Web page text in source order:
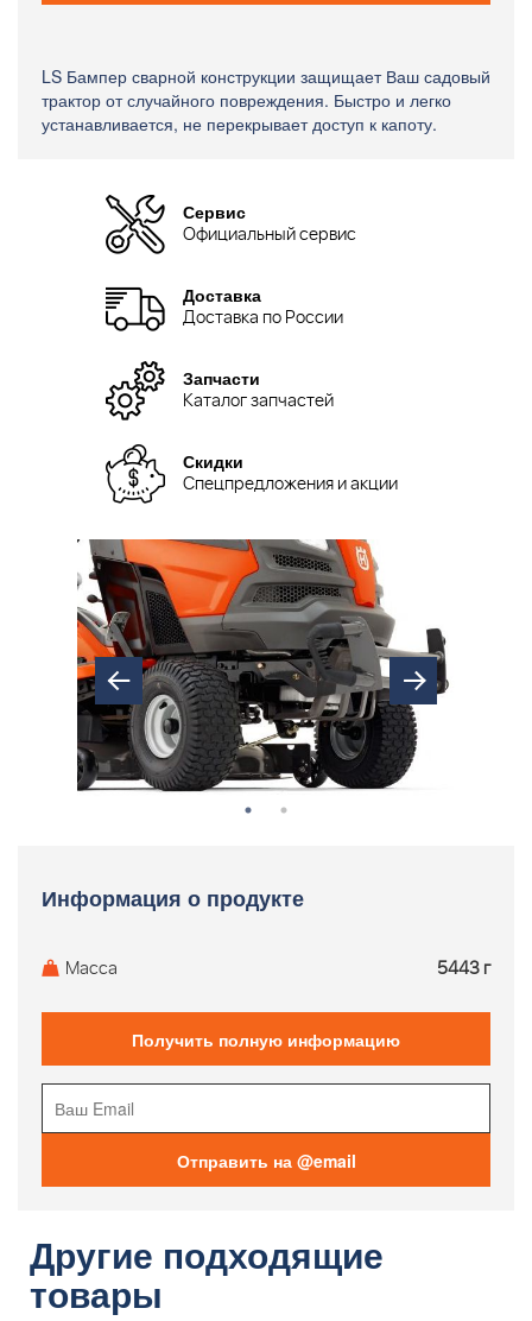
LS Бампер сварной конструкции защищает Ваш садовый
трактор от случайного повреждения. Быстро и легко
устанавливается, не перекрывает доступ к капоту.
Сервис
Официальный сервис
Доставка
Доставка по России
Запчасти
Каталог запчастей
Скидки
Спецпредложения и акции
Информация о продукте
Масса 5443 г
Получить полную информацию
Отправить на @email
Другие подходящие
товары